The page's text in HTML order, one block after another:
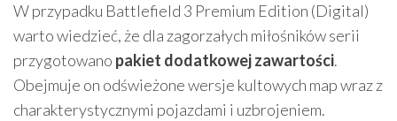
W przypadku Battlefield 3 Premium Edition (Digital)
warto wiedzieć, że dla zagorzałych miłośników serii
przygotowano pakiet dodatkowej zawartości.
Obejmuje on odświeżone wersje kultowych map wraz z
charakterystycznymi pojazdami i uzbrojeniem.